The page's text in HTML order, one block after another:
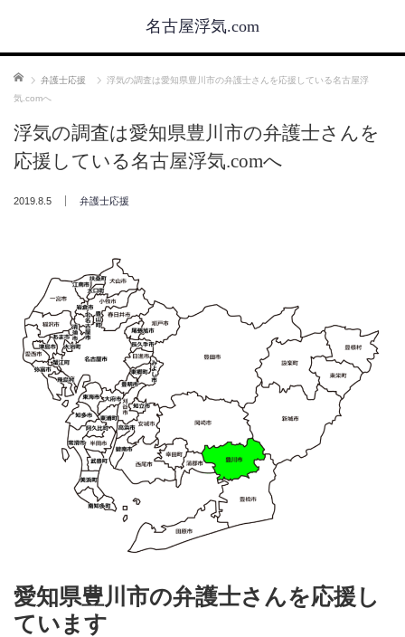
名古屋浮気.com
ホーム 弁護士応援
浮気の調査は愛知県豊川市の弁護士さんを応援している名古屋浮
気.comへ
浮気の調査は愛知県豊川市の弁護士さんを
応援している名古屋浮気.comへ
2019.8.5 弁護士応援
愛知県豊川市の弁護士さんを応援し
ています